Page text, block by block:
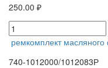
250.00 ₽
ремкомплект
740-1012000/1012083Р